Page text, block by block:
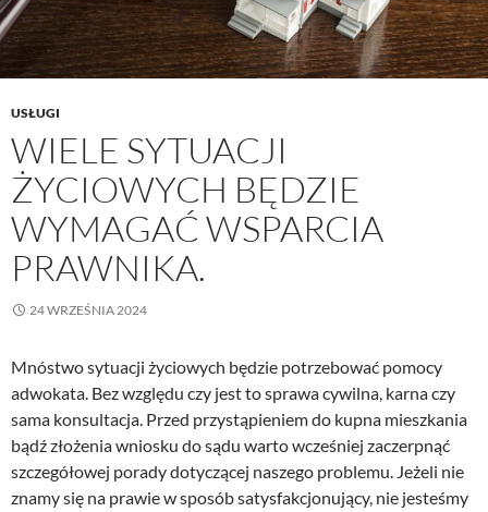
USŁUGI
WIELE SYTUACJI
ŻYCIOWYCH BĘDZIE
WYMAGAĆ WSPARCIA
PRAWNIKA.
24 WRZEŚNIA 2024
Mnóstwo sytuacji życiowych będzie potrzebować pomocy
adwokata. Bez względu czy jest to sprawa cywilna, karna czy
sama konsultacja. Przed przystąpieniem do kupna mieszkania
bądź złożenia wniosku do sądu warto wcześniej zaczerpnąć
szczegółowej porady dotyczącej naszego problemu. Jeżeli nie
znamy się na prawie w sposób satysfakcjonujący, nie jesteśmy